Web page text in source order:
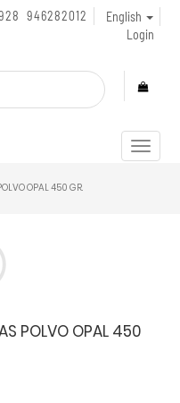
946282012
English
Login
OPAL 450 GR.
POLVO OPAL 450